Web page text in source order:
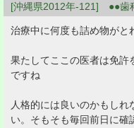
[沖縄県2012年-121] ●●
治療中に何度も詰め物がと
果たしてここの医者は免許
ですね
人格的には良いのかもし
い。そもそも毎回前日に確